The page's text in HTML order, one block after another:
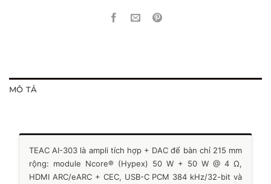
MÔ TẢ
TEAC AI-303 là ampli tích hợp + DAC để bàn chỉ 215 mm
rộng: module Ncore® (Hypex) 50 W + 50 W @ 4 Ω,
HDMI ARC/eARC + CEC, USB-C PCM 384 kHz/32-bit và